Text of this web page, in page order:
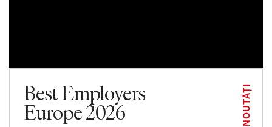
Best Employers
Europe 2026 NOUTĂȚI